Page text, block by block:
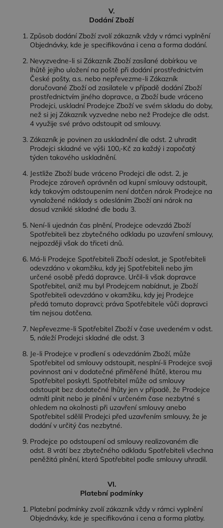
V.
Dodání Zboží
Způsob dodání Zboží zvolí zákazník vždy v rámci vyplnění
Objednávky, kde je specifikována i cena a forma dodání.
Nevyzvedne-li si Zákazník Zboží zasílané dobírkou ve
lhůtě jejího uložení na poště při dodání prostřednictvím
České pošty, a.s. nebo nepřevezme-li Zákazník
doručované Zboží od zasilatele v případě dodání Zboží
prostřednictvím jiného dopravce, a Zboží bude vráceno
Prodejci, uskladní Prodejce Zboží ve svém skladu do doby,
než si jej Zákazník vyzvedne nebo než Prodejce dle odst.
4 využije své právo odstoupit od smlouvy.
Zákazník je povinen za uskladnění dle odst. 2 uhradit
Prodejci skladné ve výši 100,-Kč za každý i započatý
týden takového uskladnění.
Jestliže Zboží bude vráceno Prodejci dle odst. 2, je
Prodejce zároveň oprávněn od kupní smlouvy odstoupit,
kdy takovým odstoupením není dotčen nárok Prodejce na
vynaložené náklady s odesláním Zboží ani nárok na
dosud vzniklé skladné dle bodu 3.
Není-li ujednán čas plnění, Prodejce odevzdá Zboží
Spotřebiteli bez zbytečného odkladu po uzavření smlouvy,
nejpozději však do třiceti dnů.
Má-li Prodejce Spotřebiteli Zboží odeslat, je Spotřebiteli
odevzdáno v okamžiku, kdy jej Spotřebiteli nebo jím
určené osobě předá dopravce. Určil-li však dopravce
Spotřebitel, aniž mu byl Prodejcem nabídnut, je Zboží
Spotřebiteli odevzdáno v okamžiku, kdy jej Prodejce
předá tomuto dopravci; práva Spotřebitele vůči dopravci
tím nejsou dotčena.
Nepřevezme-li Spotřebitel Zboží v čase uvedeném v odst.
5, náleží Prodejci skladné dle odst. 3
Je-li Prodejce v prodlení s odevzdáním Zboží, může
Spotřebitel od smlouvy odstoupit, nesplní-li Prodejce svoji
povinnost ani v dodatečné přiměřené lhůtě, kterou mu
Spotřebitel poskytl. Spotřebitel může od smlouvy
odstoupit bez dodatečné lhůty jen v případě, že Prodejce
odmítl plnit nebo je plnění v určeném čase nezbytné s
ohledem na okolnosti při uzavření smlouvy anebo
Spotřebitel sdělil Prodejci před uzavřením smlouvy, že je
dodání v určitý čas nezbytné.
Prodejce po odstoupení od smlouvy realizovaném dle
odst. 8 vrátí bez zbytečného odkladu Spotřebiteli všechna
peněžitá plnění, která Spotřebitel podle smlouvy uhradil.
VI.
Platební podmínky
Platební podmínky zvolí zákazník vždy v rámci vyplnění
Objednávky, kde je specifikována i cena a forma platby.